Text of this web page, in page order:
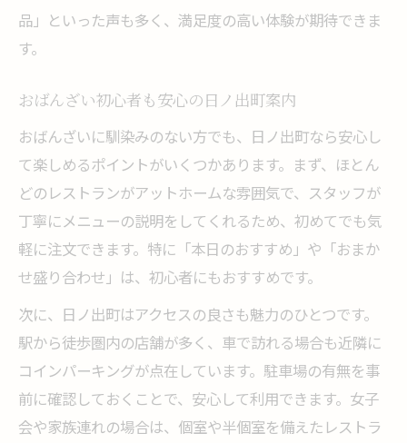
品」といった声も多く、満足度の高い体験が期待できま
す。
おばんざい初心者も安心の日ノ出町案内
おばんざいに馴染みのない方でも、日ノ出町なら安心し
て楽しめるポイントがいくつかあります。まず、ほとん
どのレストランがアットホームな雰囲気で、スタッフが
丁寧にメニューの説明をしてくれるため、初めてでも気
軽に注文できます。特に「本日のおすすめ」や「おまか
せ盛り合わせ」は、初心者にもおすすめです。
次に、日ノ出町はアクセスの良さも魅力のひとつです。
駅から徒歩圏内の店舗が多く、車で訪れる場合も近隣に
コインパーキングが点在しています。駐車場の有無を事
前に確認しておくことで、安心して利用できます。女子
会や家族連れの場合は、個室や半個室を備えたレストラ